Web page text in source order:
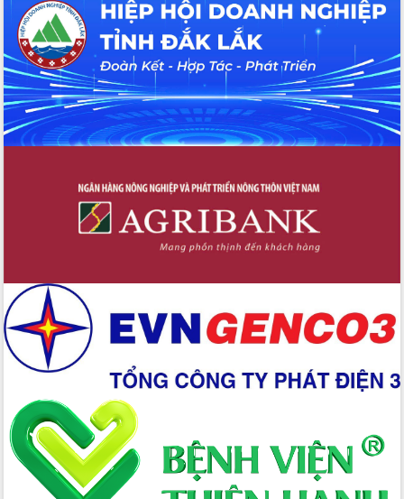
UBND tỉnh họp báo định kỳ tháng 4
năm 2026
Hội thảo khoa học “Giải pháp thúc đẩy
phát triển nền kinh tế xanh tại tỉnh
Đắk Lắk”
Tăng cường giám sát, đôn đốc thực
hiện nhiệm vụ quản lý tài sản công
công tác cải cách thủ tục hành chính
tại Trung tâm Phục vụ hành chính
Đắk Lắk: Tôn vinh 46 giải pháp tại Hội
Đắk Lắk rà soát, điều chỉnh Đề án 190
về phát triển nuôi trồng thủy sản
Phó Chủ tịch UBND tỉnh Đắk Lắk
Trương Công Thái kiểm tra thực địa
Dự án cao tốc Khánh Hòa - Buôn Ma
Định vị cà phê Việt Nam như một “di
sản sống” trong dòng chảy toàn cầu
Xây dựng nông thôn mới: Nâng cao đời
sống người dân từ những mô hình thiết